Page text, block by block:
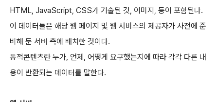
HTML, JavaScript, CSS가 기술된 것, 이미지, 등이 포함된다.
이 데이터들은 해당 웹 페이지 및 웹 서비스의 제공자가 사전에 준
비해 둔 서버 측에 배치한 것이다.
동적콘텐츠란 누가, 언제, 어떻게 요구했는지에 따라 각각 다른 내
용이 반환되는 데이터를 말한다.